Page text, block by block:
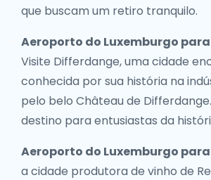
que buscam um retiro tranquilo.
Aeroporto do Luxemburgo
Visite Differdange, uma cidade
conhecida por sua história na
pelo belo Château de
destino para entusiastas da
Aeroporto do Luxemburgo
a cidade produtora de vinho de